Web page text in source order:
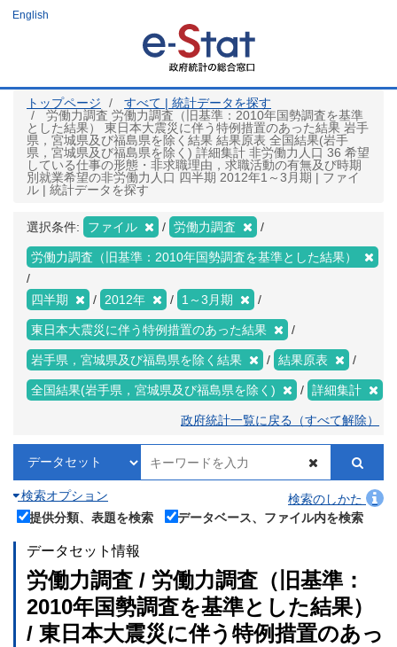
ツ
English
トップページ
すべて | 統計データを探す
労働力調査 労働力調査（旧基準：2010年国勢調査を基準
とした結果） 東日本大震災に伴う特例措置のあった結果 岩手
県，宮城県及び福島県を除く結果 結果原表 全国結果(岩手
県，宮城県及び福島県を除く) 詳細集計 非労働力人口 36 希望
している仕事の形態・非求職理由，求職活動の有無及び時期
別就業希望の非労働力人口 四半期 2012年1～3月期 | ファイ
ル | 統計データを探す
選択条件: ファイル 労働力調査
労働力調査（旧基準：2010年国勢調査を基準とした結果）
四半期 2012年 1～3月期
東日本大震災に伴う特例措置のあった結果
岩手県，宮城県及び福島県を除く結果 結果原表
全国結果(岩手県，宮城県及び福島県を除く) 詳細集計
政府統計一覧に戻る（すべて解除）
検索オプション
検索のしかた
提供分類、表題を検索
データベース、ファイル内を検索
データセット情報
労働力調査 / 労働力調査（旧基準：
2010年国勢調査を基準とした結果）
/ 東日本大震災に伴う特例措置のあっ